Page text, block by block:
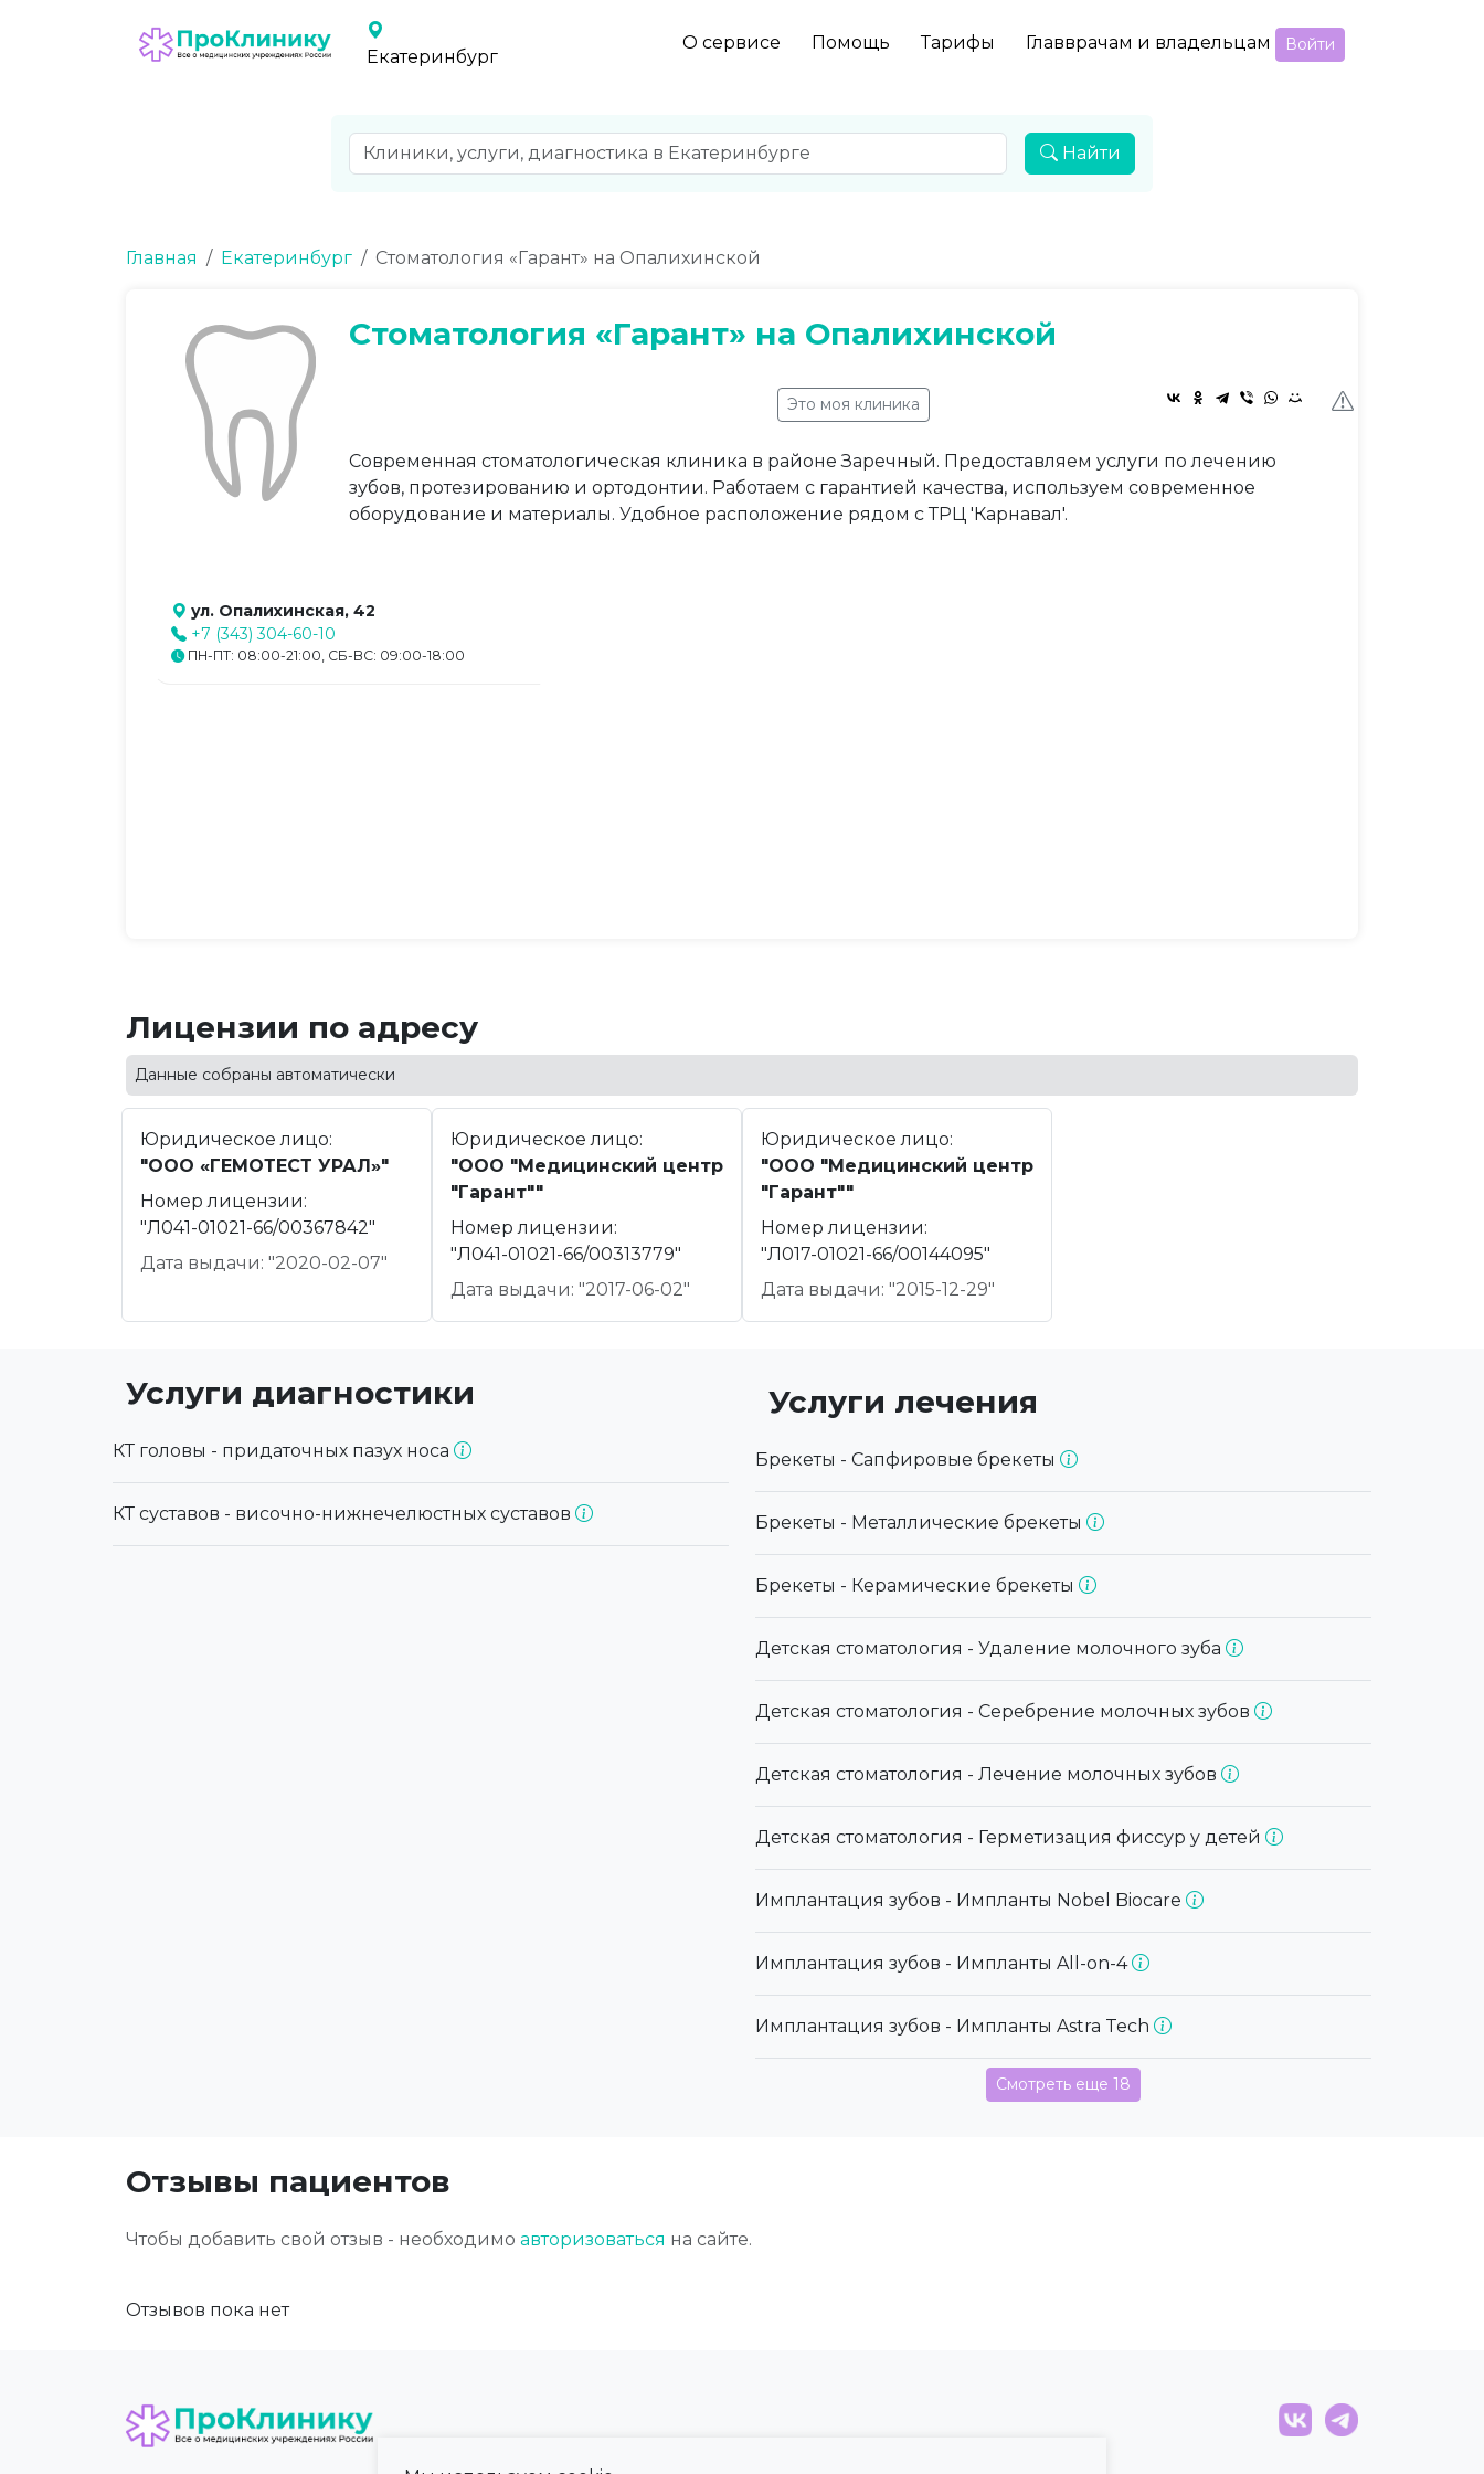
Екатеринбург
О сервисе Помощь Тарифы Главврачам и владельцам Войти
Найти
Главная Екатеринбург Стоматология «Гарант» на Опалихинской
Стоматология «Гарант» на Опалихинской
Это моя клиника
Современная стоматологическая клиника в районе Заречный. Предоставляем услуги по лечению
зубов, протезированию и ортодонтии. Работаем с гарантией качества, используем современное
оборудование и материалы. Удобное расположение рядом с ТРЦ 'Карнавал'.
ул. Опалихинская, 42
+7 (343) 304-60-10
ПН-ПТ: 08:00-21:00, СБ-ВС: 09:00-18:00
Лицензии по адресу
Данные собраны автоматически
Юридическое лицо:
"ООО «ГЕМОТЕСТ УРАЛ»"
Номер лицензии:
"Л041-01021-66/00367842"
Дата выдачи: "2020-02-07"
Юридическое лицо:
"ООО "Медицинский центр
"Гарант""
Номер лицензии:
"Л041-01021-66/00313779"
Дата выдачи: "2017-06-02"
Юридическое лицо:
"ООО "Медицинский центр
"Гарант""
Номер лицензии:
"Л017-01021-66/00144095"
Дата выдачи: "2015-12-29"
Услуги диагностики
КТ головы - придаточных пазух носа
КТ суставов - височно-нижнечелюстных суставов
Услуги лечения
Брекеты - Сапфировые брекеты
Брекеты - Металлические брекеты
Брекеты - Керамические брекеты
Детская стоматология - Удаление молочного зуба
Детская стоматология - Серебрение молочных зубов
Детская стоматология - Лечение молочных зубов
Детская стоматология - Герметизация фиссур у детей
Имплантация зубов - Импланты Nobel Biocare
Имплантация зубов - Импланты All-on-4
Имплантация зубов - Импланты Astra Tech
Смотреть еще 18
Отзывы пациентов
Чтобы добавить свой отзыв - необходимо авторизоваться на сайте.
Отзывов пока нет